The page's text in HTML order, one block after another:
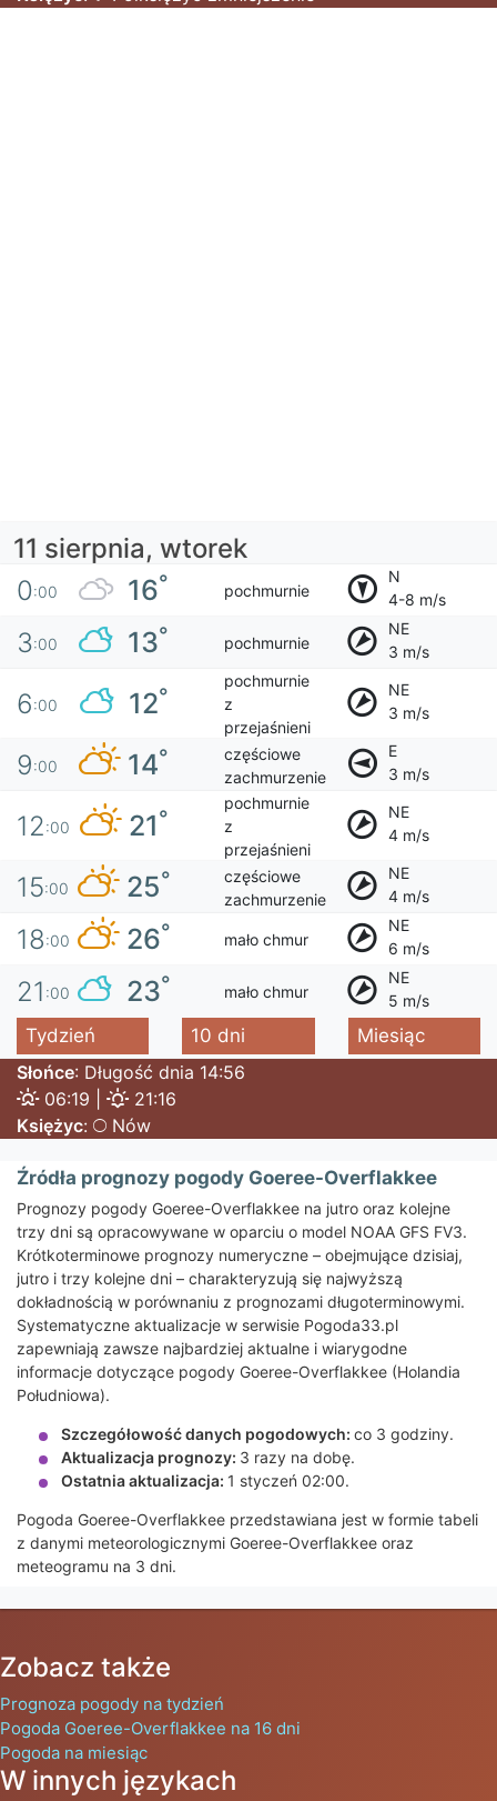
11 sierpnia, wtorek
0:00 16° pochmurnie
N
4-8 m/s
3:00 13° pochmurnie
NE
3 m/s
6:00 12°
pochmurnie
z
przejaśnieni
NE
3 m/s
9:00 14°
częściowe
zachmurzenie
E
3 m/s
12:00 21°
pochmurnie
z
przejaśnieni
NE
4 m/s
15:00 25°
częściowe
zachmurzenie
NE
4 m/s
18:00 26° mało chmur
NE
6 m/s
21 :00 23° mało chmur
NE
5 m/s
Tydzień 10 dni
Miesiąc
Słońce: Długość dnia 14:56
06:19 |
21:16
Księżyc: Nów
Źródła prognozy pogody Goeree-Overflakkee
Prognozy pogody Goeree-Overflakkee na jutro oraz kolejne
trzy dni są opracowywane w oparciu o model NOAA GFS FV3.
Krótkoterminowe prognozy numeryczne – obejmujące dzisiaj,
jutro i trzy kolejne dni – charakteryzują się najwyższą
dokładnością w porównaniu z prognozami długoterminowymi.
Systematyczne aktualizacje w serwisie Pogoda33.pl
zapewniają zawsze najbardziej aktualne i wiarygodne
informacje dotyczące pogody Goeree-Overflakkee (Holandia
Południowa).
Szczegółowość danych pogodowych: co 3 godziny.
Aktualizacja prognozy: 3 razy na dobę.
Ostatnia aktualizacja: 1 styczeń 02:00.
Pogoda Goeree-Overflakkee przedstawiana jest w formie tabeli
z danymi meteorologicznymi Goeree-Overflakkee oraz
meteogramu na 3 dni.
Zobacz także
Prognoza pogody na tydzień
Pogoda Goeree-Overflakkee na 16 dni
Pogoda na miesiąc
W innych językach